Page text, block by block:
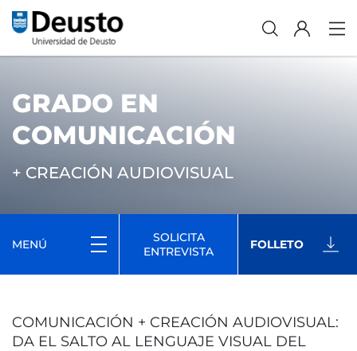
GRADO EN
COMUNICACIÓN
+ CREACIÓN AUDIOVISUAL
MENÚ
SOLICITA
ENTREVISTA
FOLLETO
COMUNICACIÓN + CREACIÓN AUDIOVISUAL:
DA EL SALTO AL LENGUAJE VISUAL DEL